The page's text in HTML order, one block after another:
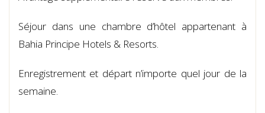
Séjour dans une chambre d’hôtel appartenant à
Bahia Principe Hotels & Resorts.
Enregistrement et départ n’importe quel jour de la
semaine.